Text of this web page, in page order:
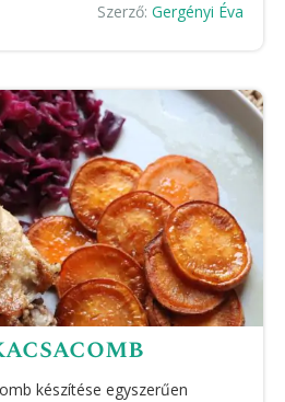
Szerző: Gergényi Éva
készítése egyszerűen